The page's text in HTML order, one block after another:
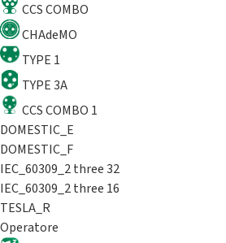
CCS COMBO
CHAdeMO
TYPE 1
TYPE 3A
CCS COMBO 1
DOMESTIC_E
DOMESTIC_F
IEC_60309_2 three 32
IEC_60309_2 three 16
TESLA_R
Operatore